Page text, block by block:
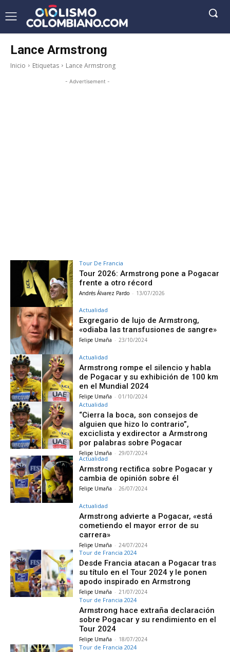
Lance Armstrong
Inicio Etiquetas Lance Armstrong
- Advertisement -
Tour De Francia
Tour 2026: Armstrong pone a Pogacar
frente a otro récord
Andrés Álvarez Pardo - 13/07/2026
Actualidad
Exgregario de lujo de Armstrong,
«odiaba las transfusiones de sangre»
Felipe Umaña - 23/10/2024
Actualidad
Armstrong rompe el silencio y habla
de Pogacar y su exhibición de 100 km
en el Mundial 2024
Felipe Umaña - 01/10/2024
Actualidad
“Cierra la boca, son consejos de
alguien que hizo lo contrario”,
exciclista y exdirector a Armstrong
por palabras sobre Pogacar
Felipe Umaña - 29/07/2024
Actualidad
Armstrong rectifica sobre Pogacar y
cambia de opinión sobre él
Felipe Umaña - 26/07/2024
Actualidad
Armstrong advierte a Pogacar, «está
cometiendo el mayor error de su
carrera»
Felipe Umaña - 24/07/2024
Tour de Francia 2024
Desde Francia atacan a Pogacar tras
su título en el Tour 2024 y le ponen
apodo inspirado en Armstrong
Felipe Umaña - 21/07/2024
Tour de Francia 2024
Armstrong hace extraña declaración
sobre Pogacar y su rendimiento en el
Tour 2024
Felipe Umaña - 18/07/2024
Tour de Francia 2024